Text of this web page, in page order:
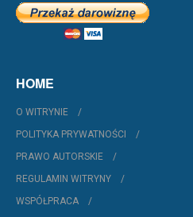
HOME
O WITRYNIE
POLITYKA PRYWATNOŚCI
PRAWO AUTORSKIE
REGULAMIN WITRYNY
WSPÓŁPRACA